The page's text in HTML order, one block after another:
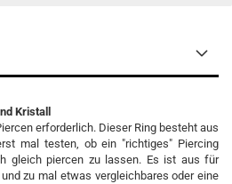
Kristall
erforderlich. Dieser Ring besteht aus
mal testen, ob ein "richtiges" Piercing
gleich piercen zu lassen. Es ist aus für
zu mal etwas vergleichbares oder eine